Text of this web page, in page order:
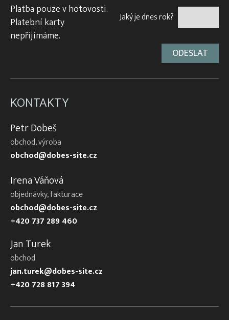
Platba pouze v hotovosti.
Platební karty
nepřijímáme.
Jaký je dnes rok?
KONTAKTY
Petr Dobeš
obchod, výroba
obchod@dobes-site.cz
Irena Váňová
objednávky, fakturace
obchod@dobes-site.cz
+420 737 289 460
Jan Turek
obchod
jan.turek@dobes-site.cz
+420 728 817 394